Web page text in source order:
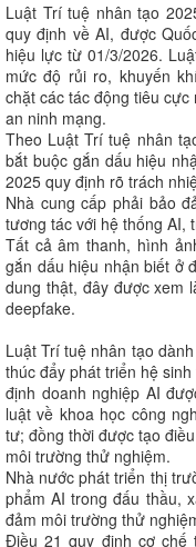
Luật Trí tuệ nhân tạo
quy định về AI, được
hiệu lực từ 01/3/2026.
mức độ rủi ro, khuyến
chặt các tác động tiêu
an ninh mạng.
Theo Luật Trí tuệ nhân
bắt buộc gắn dấu hiệu
2025 quy định rõ trách
Nhà cung cấp phải bảo
tương tác với hệ thống AI,
Tất cả âm thanh, hình
gắn dấu hiệu nhận biết ở
dung thật, đây được xem
deepfake.
Luật Trí tuệ nhân tạo
thúc đẩy phát triển hệ
định doanh nghiệp AI
luật về khoa học công
tư; đồng thời được tạo
môi trường thử nghiệm.
Nhà nước phát triển thị
phẩm AI trong đấu thầu,
đảm môi trường thử
Điều 21 quy định cơ chế